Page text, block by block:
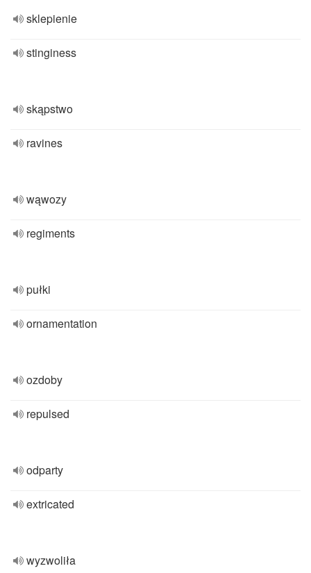
sklepienie
stinginess
skąpstwo
ravines
wąwozy
regiments
pułki
ornamentation
ozdoby
repulsed
odparty
extricated
wyzwoliła